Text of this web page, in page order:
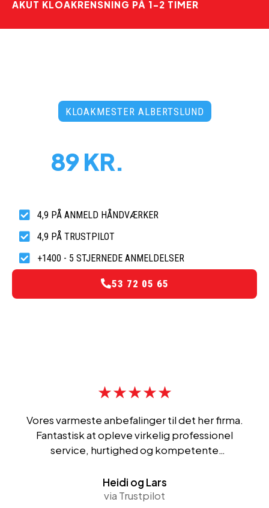
AKUT KLOAKRENSNING PÅ 1-2 TIMER
KLOAKMESTER ALBERTSLUND
89 KR.
4,9 PÅ ANMELD HÅNDVÆRKER
4,9 PÅ TRUSTPILOT
+1400 - 5 STJERNEDE ANMELDELSER
53 72 05 65
★★★★★
Vores varmeste anbefalinger til det her firma.
Fantastisk at opleve virkelig professionel
service, hurtighed og kompetente
deres abonnementsordning kan i den grad
anbefales!
Heidi og Lars
via Trustpilot